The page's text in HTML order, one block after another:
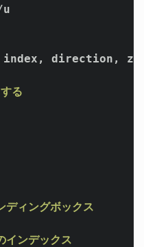
u
direction, z,
る
ィングボックス
ンデックス